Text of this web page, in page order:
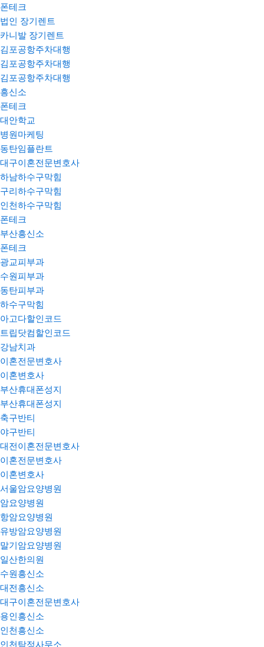
폰테크
법인 장기렌트
카니발 장기렌트
김포공항주차대행
김포공항주차대행
김포공항주차대행
흥신소
폰테크
대안학교
병원마케팅
동탄임플란트
대구이혼전문변호사
하남하수구막힘
구리하수구막힘
인천하수구막힘
폰테크
부산흥신소
폰테크
광교피부과
수원피부과
동탄피부과
하수구막힘
아고다할인코드
트립닷컴할인코드
강남치과
이혼전문변호사
이혼변호사
부산휴대폰성지
부산휴대폰성지
축구반티
야구반티
대전이혼전문변호사
이혼전문변호사
이혼변호사
서울암요양병원
암요양병원
항암요양병원
유방암요양병원
말기암요양병원
일산한의원
수원흥신소
대전흥신소
대구이혼전문변호사
용인흥신소
인천흥신소
인천탐정사무소